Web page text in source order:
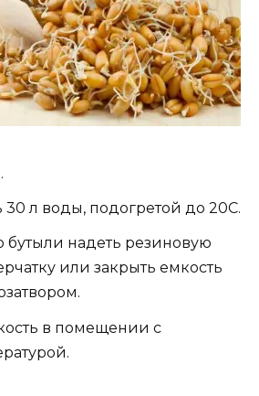
30 л воды, подогретой до 20С.
бутыли надеть резиновую
или закрыть емкость
в помещении с